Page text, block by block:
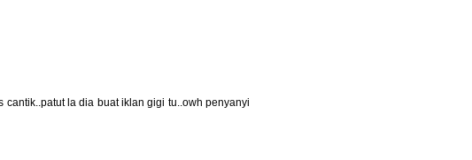
la dia buat iklan gigi tu..owh penyanyi